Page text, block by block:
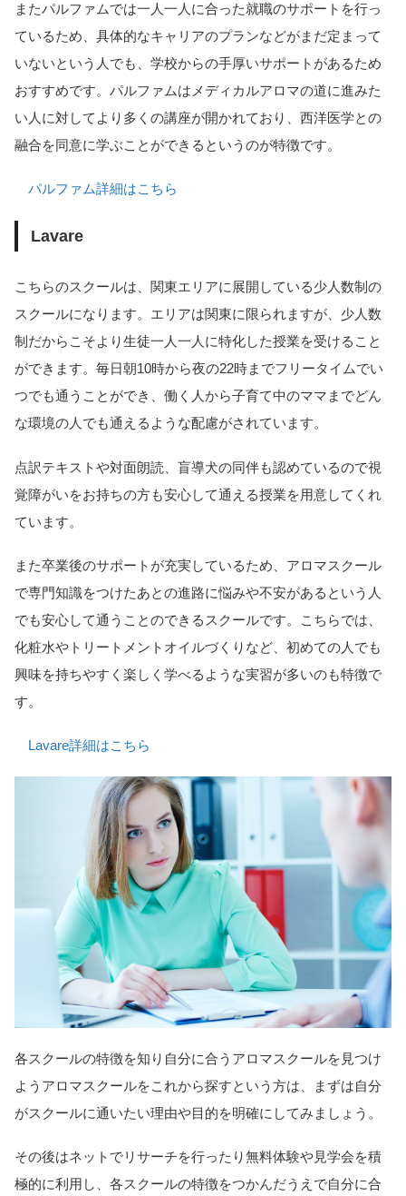
またパルファムでは一人一人に合った就職のサポートを行っ
ているため、具体的なキャリアのプランなどがまだ定まって
いないという人でも、学校からの手厚いサポートがあるため
おすすめです。パルファムはメディカルアロマの道に進みた
い人に対してより多くの講座が開かれており、西洋医学との
融合を同意に学ぶことができるというのが特徴です。
パルファム詳細はこちら
Lavare
こちらのスクールは、関東エリアに展開している少人数制の
スクールになります。エリアは関東に限られますが、少人数
制だからこそより生徒一人一人に特化した授業を受けること
ができます。毎日朝10時から夜の22時までフリータイムでい
つでも通うことができ、働く人から子育て中のママまでどん
な環境の人でも通えるような配慮がされています。
点訳テキストや対面朗読、盲導犬の同伴も認めているので視
覚障がいをお持ちの方も安心して通える授業を用意してくれ
ています。
また卒業後のサポートが充実しているため、アロマスクール
で専門知識をつけたあとの進路に悩みや不安があるという人
でも安心して通うことのできるスクールです。こちらでは、
化粧水やトリートメントオイルづくりなど、初めての人でも
興味を持ちやすく楽しく学べるような実習が多いのも特徴で
す。
Lavare詳細はこちら
各スクールの特徴を知り自分に合うアロマスクールを見つけ
ようアロマスクールをこれから探すという方は、まずは自分
がスクールに通いたい理由や目的を明確にしてみましょう。
その後はネットでリサーチを行ったり無料体験や見学会を積
極的に利用し、各スクールの特徴をつかんだうえで自分に合